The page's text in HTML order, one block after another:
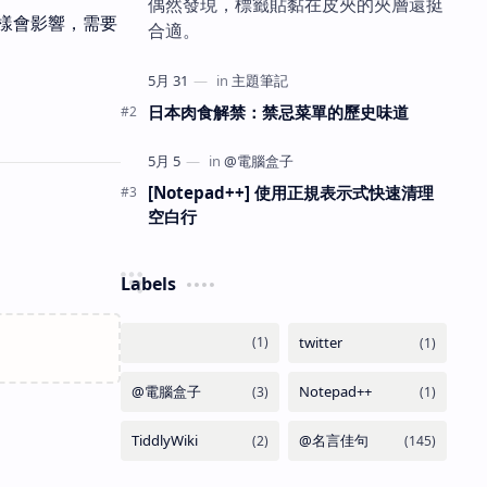
會影響，需要
合適。
日本肉食解禁：禁忌菜單的歷史味道
[Notepad++] 使用正規表示式快速清理
空白行
Labels